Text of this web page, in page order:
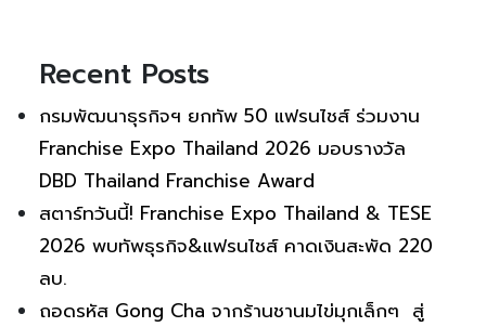
Recent Posts
กรมพัฒนาธุรกิจฯ ยกทัพ 50 แฟรนไชส์ ร่วมงาน
Franchise Expo Thailand 2026 มอบรางวัล
DBD Thailand Franchise Award
สตาร์ทวันนี้! Franchise Expo Thailand & TESE
2026 พบทัพธุรกิจ&แฟรนไชส์ คาดเงินสะพัด 220
ลบ.
ถอดรหัส Gong Cha จากร้านชานมไข่มุกเล็กๆ สู่